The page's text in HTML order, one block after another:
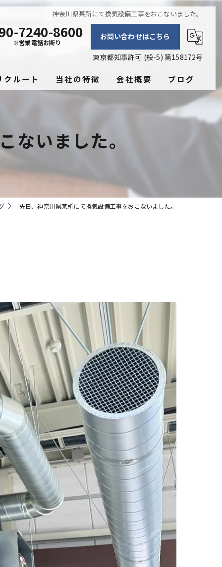
神奈川県某所にて換気設備工事をおこないました。
7240-8600
※営業電話お断り
お問い合わせはこちら
東京都知事許可 (般-5) 第158172号
クルート 当社の特徴
空調工事
電気設備工事
飲食店
会社概要 ブログ
コラム
ないました。
先日、神奈川県某所にて換気設備工事をおこないました。